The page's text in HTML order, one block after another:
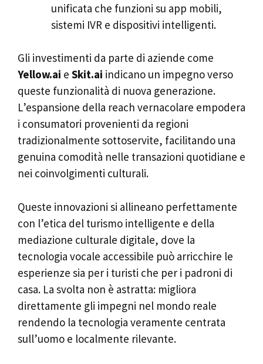
unificata che funzioni su app mobili,
sistemi IVR e dispositivi intelligenti.
Gli investimenti da parte di aziende come
Yellow.ai e Skit.ai indicano un impegno verso
queste funzionalità di nuova generazione.
L’espansione della reach vernacolare empodera
i consumatori provenienti da regioni
tradizionalmente sottoservite, facilitando una
genuina comodità nelle transazioni quotidiane e
nei coinvolgimenti culturali.
Queste innovazioni si allineano perfettamente
con l’etica del turismo intelligente e della
mediazione culturale digitale, dove la
tecnologia vocale accessibile può arricchire le
esperienze sia per i turisti che per i padroni di
casa. La svolta non è astratta: migliora
direttamente gli impegni nel mondo reale
rendendo la tecnologia veramente centrata
sull’uomo e localmente rilevante.